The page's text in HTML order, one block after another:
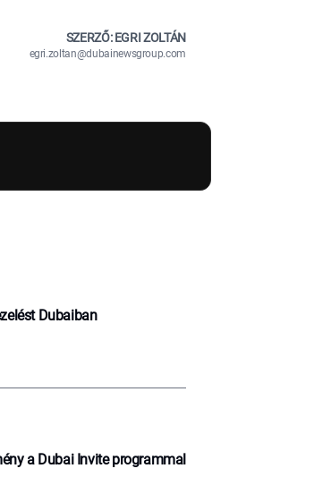
SZERZŐ: EGRI ZOLTÁN
egri.zoltan@dubainewsgroup.com
Dubaiban
a Dubai Invite programmal